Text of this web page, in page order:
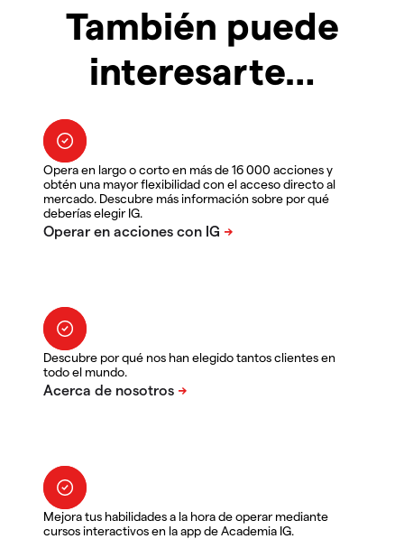
También puede
interesarte…
Opera en largo o corto en más de 16 000 acciones y
obtén una mayor flexibilidad con el acceso directo al
mercado. Descubre más información sobre por qué
deberías elegir IG.
Descubre por qué nos han elegido tantos clientes en
todo el mundo.
Mejora tus habilidades a la hora de operar mediante
cursos interactivos en la app de Academia IG.